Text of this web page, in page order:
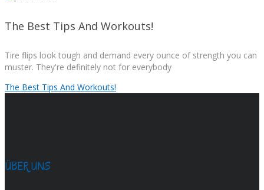
The Best Tips And Workouts!
Tire flips look tough and demand every ounce of strength you can
muster. They're definitely not for everybody
The Best Tips And Workouts!
ÜBER UNS